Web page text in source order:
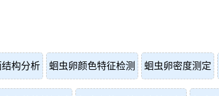
构分析 蛔虫卵颜色特征检测 蛔虫卵密度测定